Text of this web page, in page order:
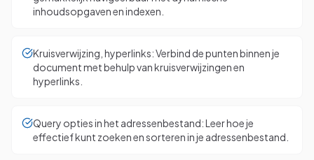
inhoudsopgaven en indexen.
Kruisverwijzing, hyperlinks: Verbind de punten binnen je
document met behulp van kruisverwijzingen en
hyperlinks.
Query opties in het adressenbestand: Leer hoe je
effectief kunt zoeken en sorteren in je adressenbestand.